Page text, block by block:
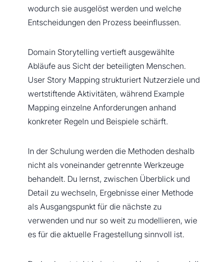
wodurch sie ausgelöst werden und welche
Entscheidungen den Prozess beeinflussen.
Domain Storytelling vertieft ausgewählte
Abläufe aus Sicht der beteiligten Menschen.
User Story Mapping strukturiert Nutzerziele und
wertstiftende Aktivitäten, während Example
Mapping einzelne Anforderungen anhand
konkreter Regeln und Beispiele schärft.
In der Schulung werden die Methoden deshalb
nicht als voneinander getrennte Werkzeuge
behandelt. Du lernst, zwischen Überblick und
Detail zu wechseln, Ergebnisse einer Methode
als Ausgangspunkt für die nächste zu
verwenden und nur so weit zu modellieren, wie
es für die aktuelle Fragestellung sinnvoll ist.